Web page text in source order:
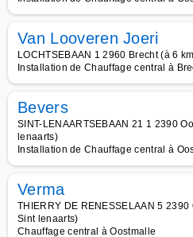
Van Looveren Joeri
LOCHTSEBAAN 1 2960 Brecht (à 6
Installation de Chauffage central à
Bevers
SINT-LENAARTSEBAAN 21 1 2390
lenaarts)
Installation de Chauffage central à
Verma
THIERRY DE RENESSELAAN 5
Sint lenaarts)
Chauffage central à Oostmalle